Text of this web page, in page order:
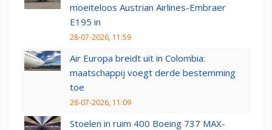
moeiteloos Austrian Airlines-Embraer
E195 in
28-07-2026, 11:59
Air Europa breidt uit in Colombia:
maatschappij voegt derde bestemming
toe
28-07-2026, 11:09
Stoelen in ruim 400 Boeing 737 MAX-